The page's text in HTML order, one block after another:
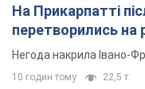
На Прикарпатті
перетворились на
Негода накрила Івано-
10 годин тому 22,5 т.